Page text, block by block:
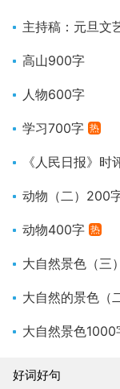
主持稿：元旦文
高山900字
人物600字
学习700字 热
《人民日报》
动物（二）200
动物400字 热
大自然景色（三
大自然的景色（
大自然景色1000
好词好句